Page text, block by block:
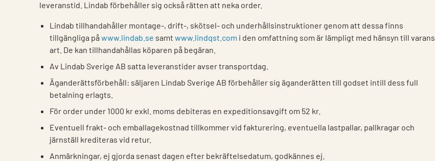
leveranstid. Lindab förbehåller sig också rätten att neka order.
Lindab tillhandahåller montage-, drift-, skötsel- och underhållsinstruktioner genom att dessa finns
tillgängliga på www.lindab.se samt www.lindqst.com i den omfattning som är lämpligt med hänsyn till varans
art. De kan tillhandahållas köparen på begäran.
Av Lindab Sverige AB satta leveranstider avser transportdag.
Äganderättsförbehåll: säljaren Lindab Sverige AB förbehåller sig äganderätten till godset intill dess full
betalning erlagts.
För order under 1000 kr exkl. moms debiteras en expeditionsavgift om 52 kr.
Eventuell frakt- och emballagekostnad tillkommer vid fakturering, eventuella lastpallar, pallkragar och
järnställ krediteras vid retur.
Anmärkningar, ej gjorda senast dagen efter bekräftelsedatum, godkännes ej.